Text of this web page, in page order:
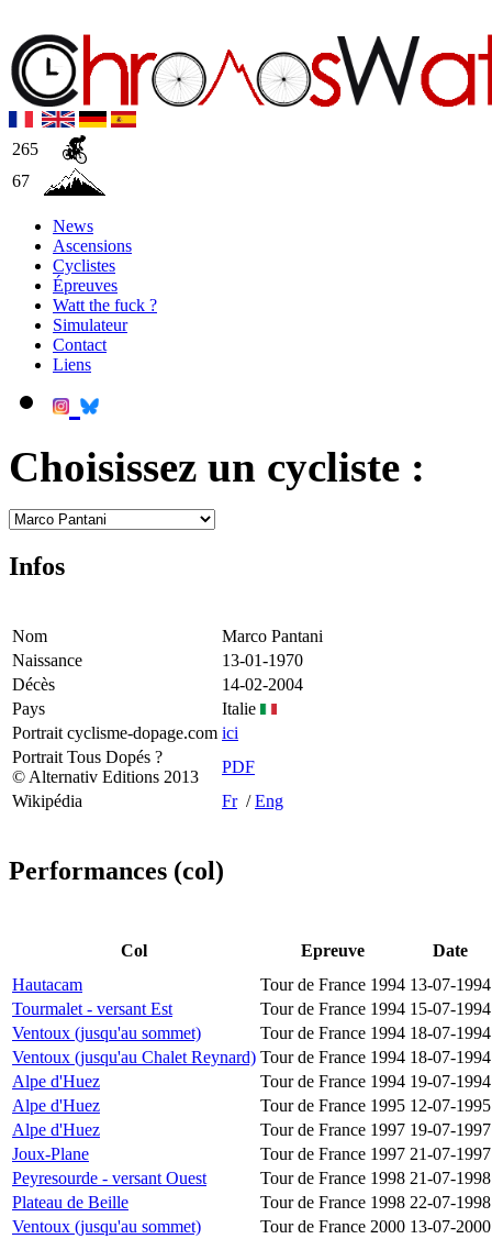
265
67
News
Ascensions
Cyclistes
Épreuves
Watt the fuck ?
Simulateur
Contact
Liens
Choisissez un cycliste :
Infos
Nom
Marco Pantani
Naissance
13-01-1970
Décès
14-02-2004
Pays
Italie
Portrait cyclisme-dopage.com ici
Portrait Tous Dopés ?
© Alternativ Editions 2013
PDF
Wikipédia
Fr/Eng
Performances (col)
Col Epreuve
Date
Hautacam
Tour de France 1994 13-07-1994
Tourmalet - versant Est
Tour de France 1994 15-07-1994
Ventoux (jusqu'au sommet)
Tour de France 1994 18-07-1994
Ventoux (jusqu'au Chalet Reynard) Tour de France 1994 18-07-1994
Alpe d'Huez
Tour de France 1994 19-07-1994
Alpe d'Huez
Tour de France 1995 12-07-1995
Alpe d'Huez
Tour de France 1997 19-07-1997
Joux-Plane
Tour de France 1997 21-07-1997
Peyresourde - versant Ouest
Tour de France 1998 21-07-1998
Plateau de Beille
Tour de France 1998 22-07-1998
Ventoux (jusqu'au sommet)
Tour de France 2000 13-07-2000